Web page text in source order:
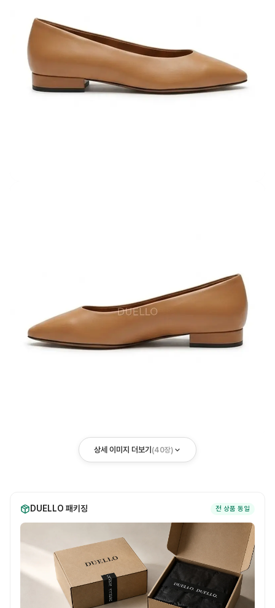
상세 이미지 더보기 (40장)
DUELLO 패키징 전 상품 동일